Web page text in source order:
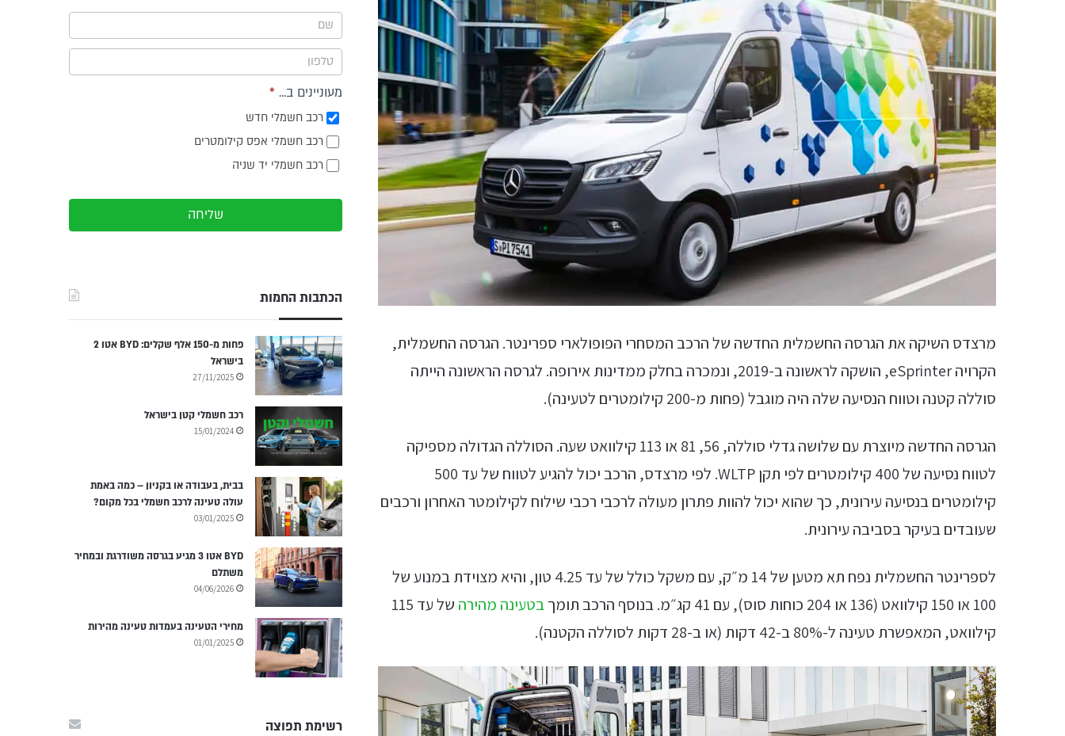
מרצדס השיקה את הגרסה החשמלית החדשה של הרכב המסחרי הפופולארי ספרינטר. הגרסה החשמלית,
הקרויה eSprinter, הושקה לראשונה ב-2019, ונמכרה בחלק ממדינות אירופה. לגרסה הראשונה הייתה
סוללה קטנה וטווח הנסיעה שלה היה מוגבל (פחות מ-200 קילומטרים לטעינה).
הגרסה החדשה מיוצרת עם שלושה גדלי סוללה, 56, 81 או 113 קילוואט שעה. הסוללה הגדולה מספיקה
לטווח נסיעה של 400 קילומטרים לפי תקן WLTP. לפי מרצדס, הרכב יכול להגיע לטווח של עד 500
קילומטרים בנסיעה עירונית, כך שהוא יכול להוות פתרון מעולה לרכבי רכבי שילוח לקילומטר האחרון ורכבים
שעובדים בעיקר בסביבה עירונית.
לספרינטר החשמלית נפח תא מטען של 14 מ״ק, עם משקל כולל של עד 4.25 טון, והיא מצוידת במנוע של
100 או 150 קילוואט (136 או 204 כוחות סוס), עם 41 קג״מ. בנוסף הרכב תומך
בטעינה מהירה
של עד 115
קילוואט, המאפשרת טעינה ל-80% ב-42 דקות (או ב-28 דקות לסוללה הקטנה).
מעוניינים ב... *
רכב חשמלי חדש
רכב חשמלי אפס קילומטרים
רכב חשמלי יד שניה
שליחה
הכתבות החמות
פחות מ-150 אלף שקלים: BYD אטו 2
בישראל
27/11/2025
רכב חשמלי קטן בישראל
15/01/2024
בבית, בעבודה או בקניון – כמה באמת
עולה טעינה לרכב חשמלי בכל מקום?
03/01/2025
BYD אטו 3 מגיע בגרסה משודרגת ובמחיר
משתלם
04/06/2026
מחירי הטעינה בעמדות טעינה מהירות
01/01/2025
רשימת תפוצה